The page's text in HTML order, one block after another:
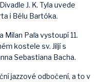
J. K. Tyla uvede
i Bélu Bartóka.
Paľa vystoupí 11.
kostele sv. Jiljí s
Sebastiana Bacha.
jazzové odbočení, a to v